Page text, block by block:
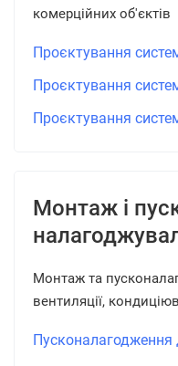
комерційних об'єктів
Проєктування
Проєктування
Проєктування
Монтаж і
Монтаж та
вентиляції,
Пусконалагодження